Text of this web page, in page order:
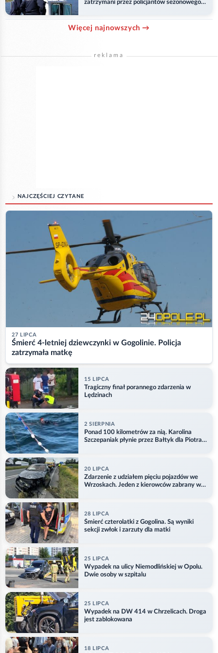
zatrzymani przez policjantów sezonowego
Więcej najnowszych →
reklama
NAJCZĘŚCIEJ CZYTANE
27 LIPCA
Śmierć 4-letniej dziewczynki w Gogolinie. Policja
zatrzymała matkę
15 LIPCA
Tragiczny finał porannego zdarzenia w
Lędzinach
2 SIERPNIA
Ponad 100 kilometrów za nią. Karolina
Szczepaniak płynie przez Bałtyk dla Piotra.
20 LIPCA
Zdarzenie z udziałem pięciu pojazdów we
Wrzoskach. Jeden z kierowców zabrany w
28 LIPCA
Śmierć czterolatki z Gogolina. Są wyniki
sekcji zwłok i zarzuty dla matki
25 LIPCA
Wypadek na ulicy Niemodlińskiej w Opolu.
Dwie osoby w szpitalu
25 LIPCA
Wypadek na DW 414 w Chrzelicach. Droga
jest zablokowana
18 LIPCA